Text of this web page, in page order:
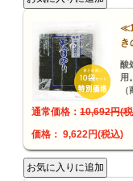
き
酸
用
通常価格：10,692円(
価格： 9,622円(税込)